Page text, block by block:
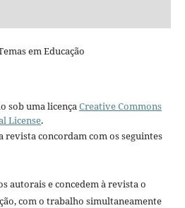
em Educação
sob uma licençaCreative Commons
License.
revista concordam com os seguintes
autorais e concedem à revista o
com o trabalho simultaneamente